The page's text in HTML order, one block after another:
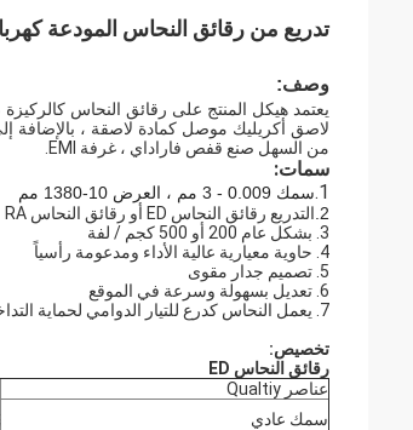
تدريع من رقائق النحاس المودعة كهربائياً لسمك 0.175
وصف:
يعتمد هيكل المنتج على رقائق النحاس كالركيزة
لاصق أكريليك موصل كمادة لاصقة ، بالإضافة
من السهل صنع قفص فاراداي ، غرفة EMI.
سمات:
1. سمك 0.009 - 3 مم ، العرض 10-1380 مم
2. التدريع رقائق النحاس ED أو رقائق النحاس RA
3. بشكل عام 200 أو 500 كجم / لفة
4. حاوية معيارية عالية الأداء ومدعومة رأسياً
5. تصميم جدار مقوى
6. تعديل بسهولة وسرعة في الموقع
7. يعمل النحاس كدرع للتيار الدوامي لحماية التداخل الكهرومغناطيسي
تخصيص:
رقائق النحاس ED
عناصر Qualtiy
سمك عادي